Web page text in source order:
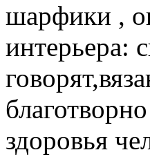
шарфики ,
интерьера:
здоровья